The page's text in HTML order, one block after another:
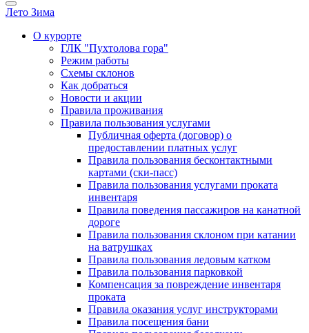
Лето Зима
О курорте
ГЛК "Пухтолова гора"
Режим работы
Схемы склонов
Как добраться
Новости и акции
Правила проживания
Правила пользования услугами
Публичная оферта (договор) о
предоставлении платных услуг
Правила пользования бесконтактными
картами (ски-пасс)
Правила пользования услугами проката
инвентаря
Правила поведения пассажиров на канатной
дороге
Правила пользования склоном при катании
на ватрушках
Правила пользования ледовым катком
Правила пользования парковкой
Компенсация за повреждение инвентаря
проката
Правила оказания услуг инструкторами
Правила посещения бани